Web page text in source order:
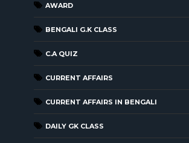
AWARD
BENGALI G.K CLASS
C.A QUIZ
CURRENT AFFAIRS
CURRENT AFFAIRS IN BENGALI
DAILY GK CLASS